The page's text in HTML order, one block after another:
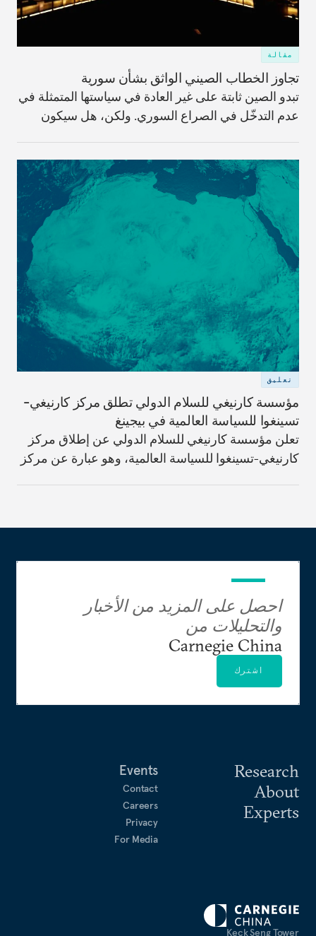
مقالة
تجاوز الخطاب الصيني الواثق بشأن سورية
تبدو الصين ثابتة على غير العادة في سياستها المتمثلة في
عدم التدخّل في الصراع السوري. ولكن، هل سيكون
تعليق
مؤسسة كارنيغي للسلام الدولي تطلق مركز كارنيغي-
تسينغوا للسياسة العالمية في بيجينغ
تعلن مؤسسة كارنيغي للسلام الدولي عن إطلاق مركز
كارنيغي-تسينغوا للسياسة العالمية، وهو عبارة عن مركز
Keck Seng Tower
Research
About
Experts
Events
Contact
Careers
Privacy
For Media
احصل على المزيد من الأخبار
والتحليلات من
Carnegie China
اشترك